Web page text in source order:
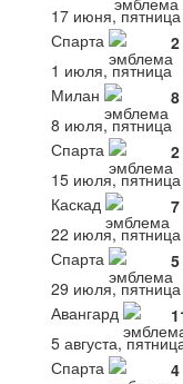
17 июня, пятница
Спарта
2
1 июля, пятница
Милан
8
8 июля, пятница
Спарта
2
15 июля, пятница
Каскад
7
22 июля, пятница
Спарта
5
29 июля, пятница
Авангард
5 августа,
Спарта
4